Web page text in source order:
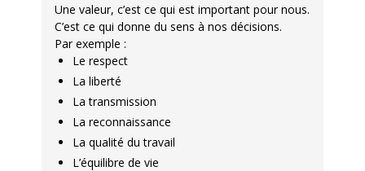
Une valeur, c’est ce qui est important pour nous.
C’est ce qui donne du sens à nos décisions.
Par exemple :
Le respect
La liberté
La transmission
La reconnaissance
La qualité du travail
L’équilibre de vie